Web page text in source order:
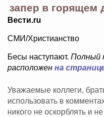
запер в горящем
Вести.ru
СМИ/Христианство
Бесы наступают. Полный
расположен на
Уважаемые коллеги,
использовать в
никого не оскорблять и